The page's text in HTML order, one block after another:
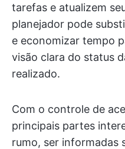
tarefas e atualizem
planejador pode
e economizar tempo
visão clara do status
realizado.
Com o controle de
principais partes
rumo, ser informadas